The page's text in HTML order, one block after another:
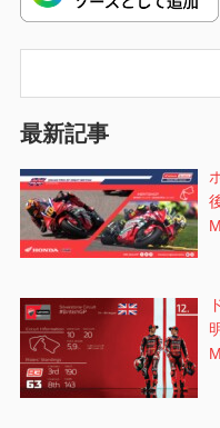
ー
ン
最新記事